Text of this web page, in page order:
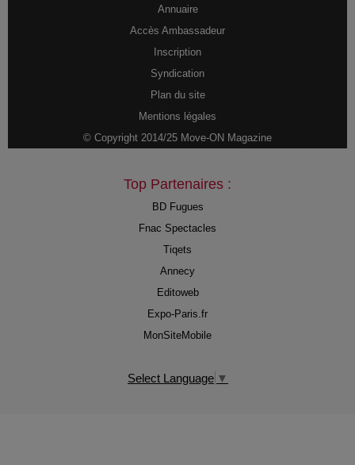
Annuaire
Accès Ambassadeur
Inscription
Syndication
Plan du site
Mentions légales
© Copyright 2014/25 Move-ON Magazine
Top Partenaires :
BD Fugues
Fnac Spectacles
Tiqets
Annecy
Editoweb
Expo-Paris.fr
MonSiteMobile
Select Language ▼